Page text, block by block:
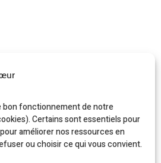
bon fonctionnement de notre
Certains sont essentiels pour
améliorer nos ressources en
ou choisir ce qui vous convient.